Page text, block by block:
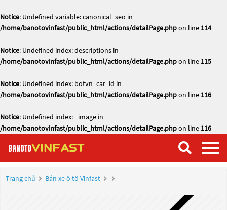
Notice: Undefined variable: canonical_seo in
/home/banotovinfast/public_html/actions/detailPage.phpon line 114
Notice: Undefined index: descriptions in
/home/banotovinfast/public_html/actions/detailPage.phpon line 115
Notice: Undefined index: botvn_car_id in
/home/banotovinfast/public_html/actions/detailPage.phpon line 116
Notice: Undefined index: _image in
/home/banotovinfast/public_html/actions/detailPage.phpon line 116
Trang chủ Bán xe ô tô Vinfast